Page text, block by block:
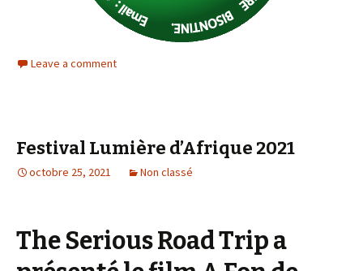
Leave a comment
Festival Lumière d’Afrique 2021
octobre 25, 2021 Non classé
The Serious Road Trip a